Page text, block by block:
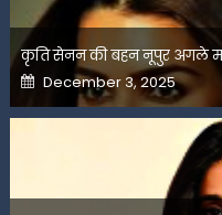
कृति सेनन की बहन नूपुर अगले
Posted
on
December 3, 2025